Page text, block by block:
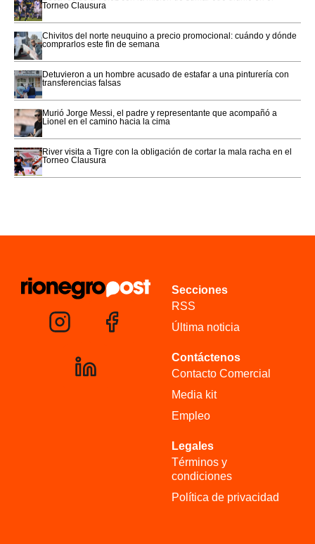
Torneo Clausura
Chivitos del norte neuquino a precio promocional: cuándo y dónde
comprarlos este fin de semana
Detuvieron a un hombre acusado de estafar a una pinturería con
transferencias falsas
Murió Jorge Messi, el padre y representante que acompañó a
Lionel en el camino hacia la cima
River visita a Tigre con la obligación de cortar la mala racha en el
Torneo Clausura
Secciones
RSS
Última noticia
Contáctenos
Contacto Comercial
Media kit
Empleo
Legales
Términos y
condiciones
Política de privacidad